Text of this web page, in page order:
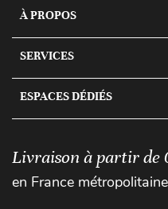
À PROPOS
SERVICES
ESPACES DÉDIÉS
Livraison à partir de
en France métropolitaine